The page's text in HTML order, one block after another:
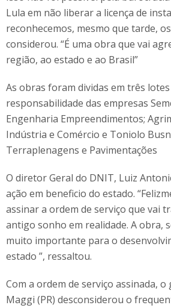
Lula em não liberar a licença de
reconhecemos, mesmo que tarde,
considerou. “É uma obra que vai
região, ao estado e ao Brasil”
As obras foram dividas em três
responsabilidade das empresas
Engenharia Empreendimentos;
Indústria e Comércio e Toniolo
Terraplenagens e Pavimentações
O diretor Geral do DNIT, Luiz
ação em beneficio do estado.
assinar a ordem de serviço que vai
antigo sonho em realidade. A obra,
muito importante para o
estado ”, ressaltou.
Com a ordem de serviço assinada,
Maggi (PR) desconsiderou o